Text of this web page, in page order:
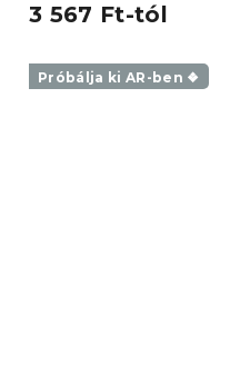
3 567 Ft-tól
Próbálja ki AR-ben ❖